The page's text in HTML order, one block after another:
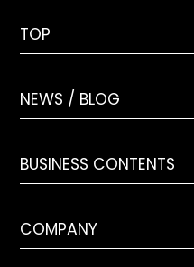
TOP
NEWS / BLOG
BUSINESS CONTENTS
COMPANY